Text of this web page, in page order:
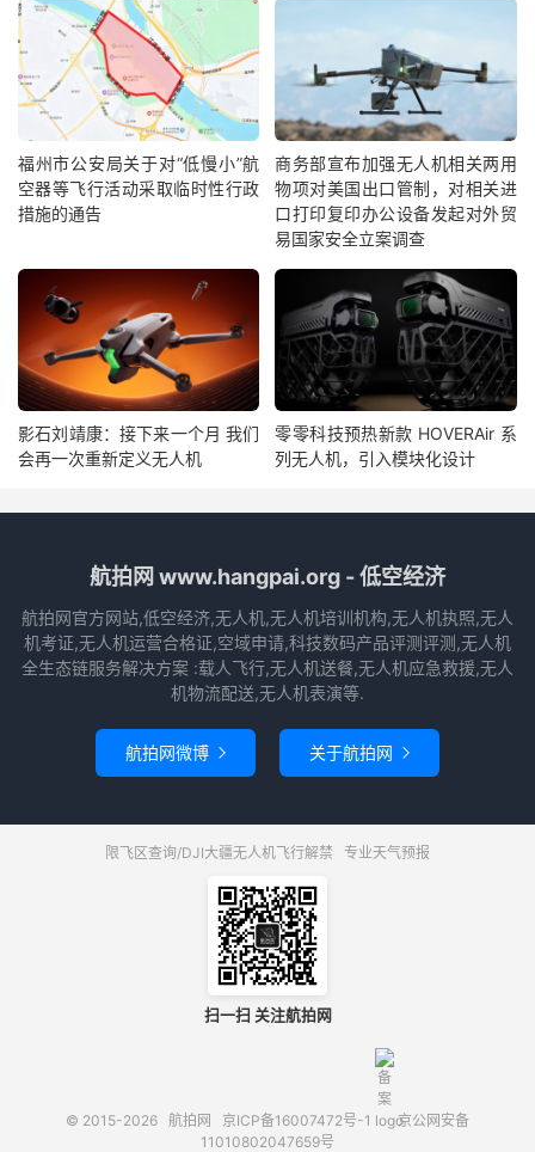
福州市公安局关于对“低慢小”航
空器等飞行活动采取临时性行政
措施的通告
商务部宣布加强无人机相关两用
物项对美国出口管制，对相关进
口打印复印办公设备发起对外贸
易国家安全立案调查
影石刘靖康：接下来一个月 我们
会再一次重新定义无人机
零零科技预热新款 HOVERAir 系
列无人机，引入模块化设计
航拍网 www.hangpai.org - 低空经济
航拍网官方网站,低空经济,无人机,无人机培训机构,无人机执照,无人
机考证,无人机运营合格证,空域申请,科技数码产品评测评测,无人机
全生态链服务解决方案 :载人飞行,无人机送餐,无人机应急救援,无人
机物流配送,无人机表演等.
航拍网微博  关于航拍网 
限飞区查询/DJI大疆无人机飞行解禁 专业天气预报
扫一扫 关注航拍网
© 2015-2026 航拍网 京ICP备16007472号-1
京公网安备
11010802047659号